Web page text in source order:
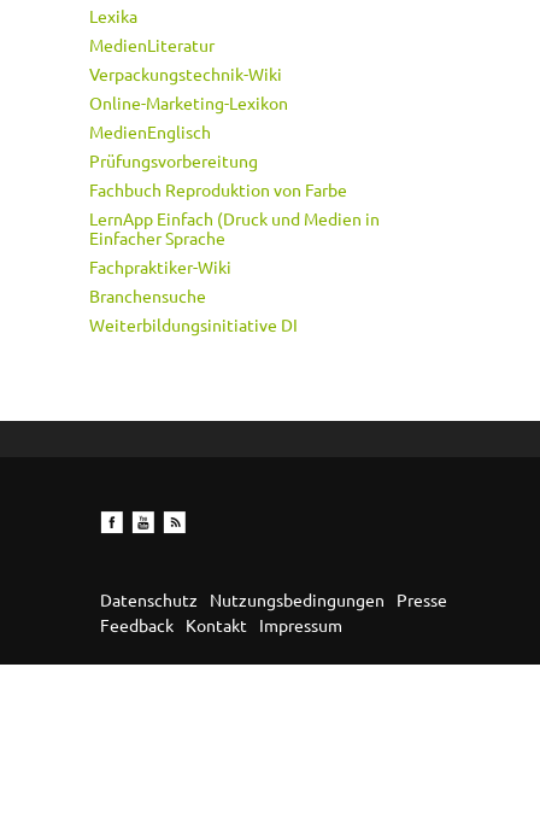
Lexika
MedienLiteratur
Verpackungstechnik-Wiki
Online-Marketing-Lexikon
MedienEnglisch
Prüfungsvorbereitung
Fachbuch Reproduktion von Farbe
LernApp Einfach (Druck und Medien in
Einfacher Sprache
Fachpraktiker-Wiki
Branchensuche
Weiterbildungsinitiative DI
Datenschutz Nutzungsbedingungen
Presse
Feedback
Kontakt Impressum